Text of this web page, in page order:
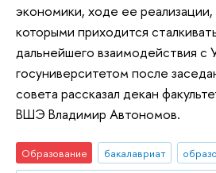
экономики, ходе ее
которыми приходится
дальнейшего взаимодействия с
госуниверситетом после
совета рассказал декан
ВШЭ Владимир Автономов.
Образование бакалавриат